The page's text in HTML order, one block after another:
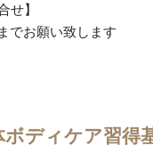
せ】
でお願い致します
ボディケア習得